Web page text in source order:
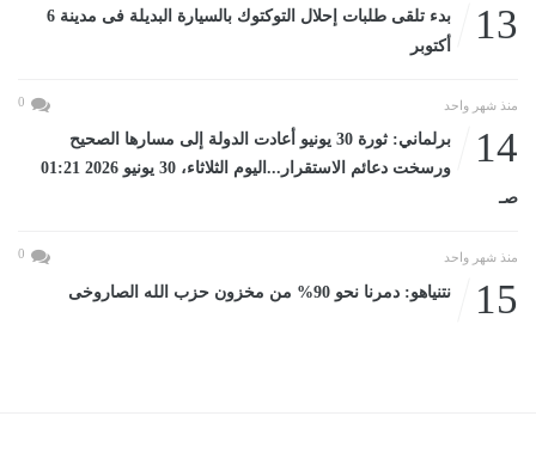
13
بدء تلقى طلبات إحلال التوكتوك بالسيارة البديلة فى مدينة 6
أكتوبر
منذ شهر واحد 0
14
برلماني: ثورة 30 يونيو أعادت الدولة إلى مسارها الصحيح
ورسخت دعائم الاستقرار...اليوم الثلاثاء، 30 يونيو 2026 01:21
صـ
منذ شهر واحد 0
15 نتنياهو: دمرنا نحو 90% من مخزون حزب الله الصاروخى